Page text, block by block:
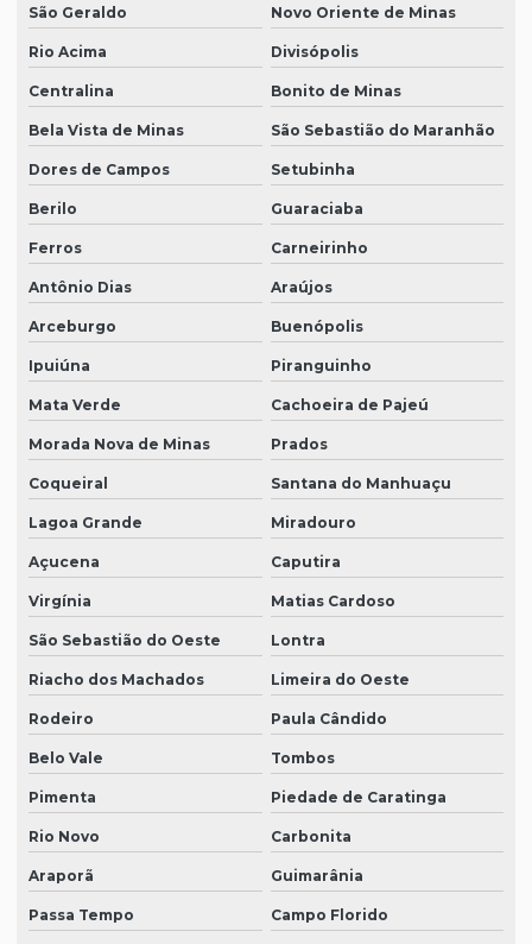
São Geraldo Novo Oriente de Minas
Rio Acima Divisópolis
Centralina Bonito de Minas
Bela Vista de Minas São Sebastião do Maranhão
Dores de Campos Setubinha
Berilo Guaraciaba
Ferros Carneirinho
Antônio Dias Araújos
Arceburgo Buenópolis
Ipuiúna Piranguinho
Mata Verde Cachoeira de Pajeú
Morada Nova de Minas Prados
Coqueiral Santana do Manhuaçu
Lagoa Grande Miradouro
Açucena Caputira
Virgínia Matias Cardoso
São Sebastião do Oeste Lontra
Riacho dos Machados Limeira do Oeste
Rodeiro Paula Cândido
Belo Vale Tombos
Pimenta Piedade de Caratinga
Rio Novo Carbonita
Araporã Guimarânia
Passa Tempo Campo Florido